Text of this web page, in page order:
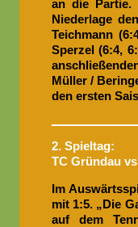
an die Partie.
Niederlage
Teichmann
Sperzel (6:4,
Müller /
den ersten
2. Spieltag:
TC Gründau
Im
mit 1:5. „Die
auf dem